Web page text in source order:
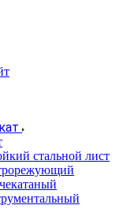
стальной лист